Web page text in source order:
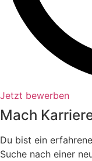
Jetzt bewerben
Mach
Du bist ein
Suche nach einer